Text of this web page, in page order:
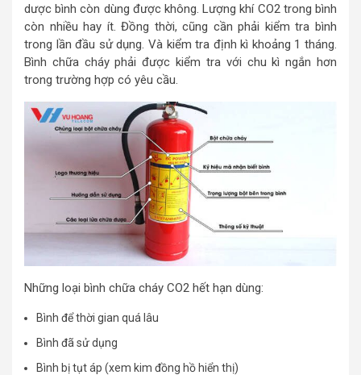
dược bình còn dùng được không. Lượng khí CO2 trong bình
còn nhiều hay ít. Đồng thời, cũng cần phải kiểm tra bình
trong lần đầu sử dụng. Và kiểm tra định kì khoảng 1 tháng.
Bình chữa cháy phải được kiểm tra với chu kì ngắn hơn
trong trường hợp có yêu cầu.
Những loại bình chữa cháy CO2 hết hạn dùng:
Bình để thời gian quá lâu
Bình đã sử dụng
Bình bị tụt áp (xem kim đồng hồ hiển thị)